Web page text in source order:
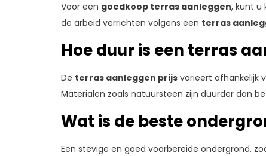
Voor een goedkoop terras aanleggen, kunt u
de arbeid verrichten volgens een terras
Hoe duur is een terras
De terras aanleggen prijs varieert afhankelijk
Materialen zoals natuursteen zijn duurder dan
Wat is de beste
Een stevige en goed voorbereide ondergrond,